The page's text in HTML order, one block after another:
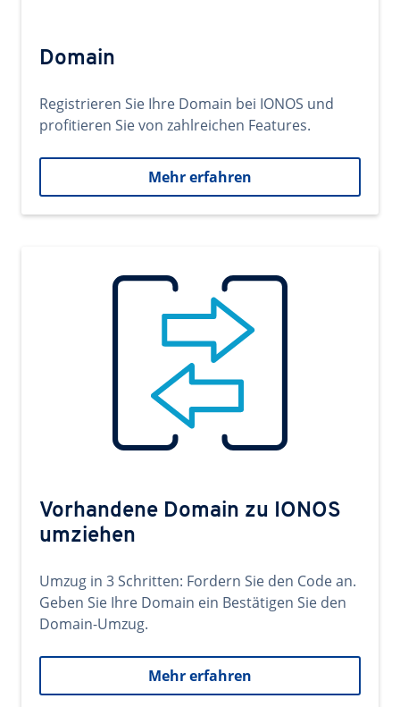
Domain
Registrieren Sie Ihre Domain bei IONOS und
profitieren Sie von zahlreichen Features.
Mehr erfahren
Vorhandene Domain zu IONOS
umziehen
Umzug in 3 Schritten: Fordern Sie den Code an.
Geben Sie Ihre Domain ein Bestätigen Sie den
Domain-Umzug.
Mehr erfahren